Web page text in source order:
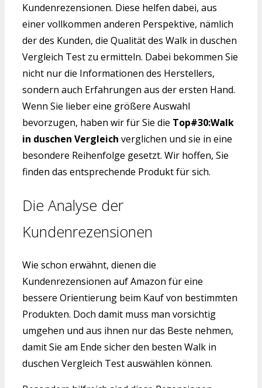
Kundenrezensionen. Diese helfen dabei, aus
einer vollkommen anderen Perspektive, nämlich
der des Kunden, die Qualität des Walk in duschen
Vergleich Test zu ermitteln. Dabei bekommen Sie
nicht nur die Informationen des Herstellers,
sondern auch Erfahrungen aus der ersten Hand.
Wenn Sie lieber eine größere Auswahl
bevorzugen, haben wir für Sie die Top#30:Walk
in duschen Vergleich verglichen und sie in eine
besondere Reihenfolge gesetzt. Wir hoffen, Sie
finden das entsprechende Produkt für sich.
Die Analyse der
Kundenrezensionen
Wie schon erwähnt, dienen die
Kundenrezensionen auf Amazon für eine
bessere Orientierung beim Kauf von bestimmten
Produkten. Doch damit muss man vorsichtig
umgehen und aus ihnen nur das Beste nehmen,
damit Sie am Ende sicher den besten Walk in
duschen Vergleich Test auswählen können.